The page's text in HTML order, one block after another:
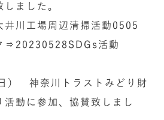
ました。
川工場周辺清掃活動0505
活動
） 神奈川トラストみどり財
活動に参加、協賛致しまし